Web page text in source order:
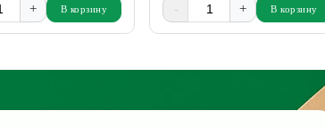
+ В корзину - + В корзину